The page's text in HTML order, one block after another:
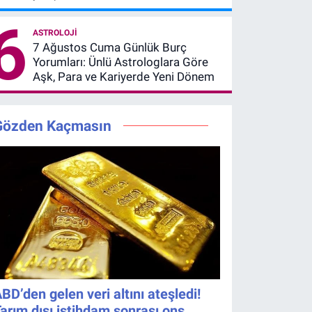
Geride
ASTROLOJI
7 Ağustos Cuma Günlük Burç
Yorumları: Ünlü Astrologlara Göre
Aşk, Para ve Kariyerde Yeni Dönem
Kaçmasın
gelen veri altını ateşledi!